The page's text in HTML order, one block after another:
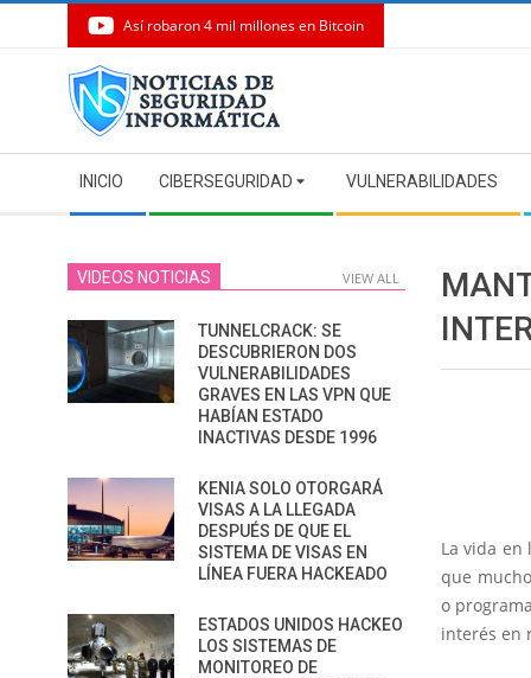
Así robaron 4 mil millones en Bitcoin
Navigation
Menu
INICIO CIBERSEGURIDAD VULNERABILIDADES
La vida en
que
o
interés en
VIDEOS NOTICIAS VIEW ALL
TUNNELCRACK: SE
DESCUBRIERON DOS
VULNERABILIDADES
GRAVES EN LAS VPN QUE
HABÍAN ESTADO
INACTIVAS DESDE 1996
KENIA SOLO OTORGARÁ
VISAS A LA LLEGADA
DESPUÉS DE QUE EL
SISTEMA DE VISAS EN
LÍNEA FUERA HACKEADO
ESTADOS UNIDOS HACKEO
LOS SISTEMAS DE
MONITOREO DE